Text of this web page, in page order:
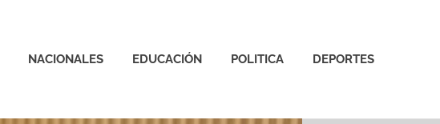
NACIONALES EDUCACIÓN POLITICA DEPORTES